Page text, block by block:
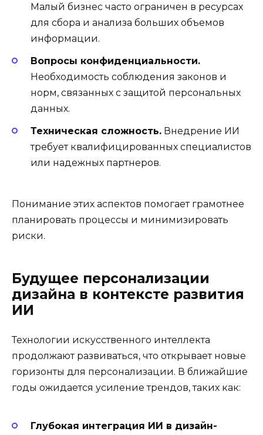
Малый бизнес часто ограничен в ресурсах
для сбора и анализа больших объемов
информации.
Вопросы конфиденциальности.
Необходимость соблюдения законов и
норм, связанных с защитой персональных
данных.
Техническая сложность. Внедрение ИИ
требует квалифицированных специалистов
или надежных партнеров.
Понимание этих аспектов помогает грамотнее
планировать процессы и минимизировать
риски.
Будущее персонализации
дизайна в контексте развития
ИИ
Технологии искусственного интеллекта
продолжают развиваться, что открывает новые
горизонты для персонализации. В ближайшие
годы ожидается усиление трендов, таких как:
Глубокая интеграция ИИ в дизайн-